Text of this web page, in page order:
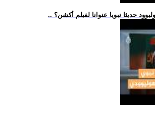
حديثا نبويا عنوانا لفيلم أكشن؟